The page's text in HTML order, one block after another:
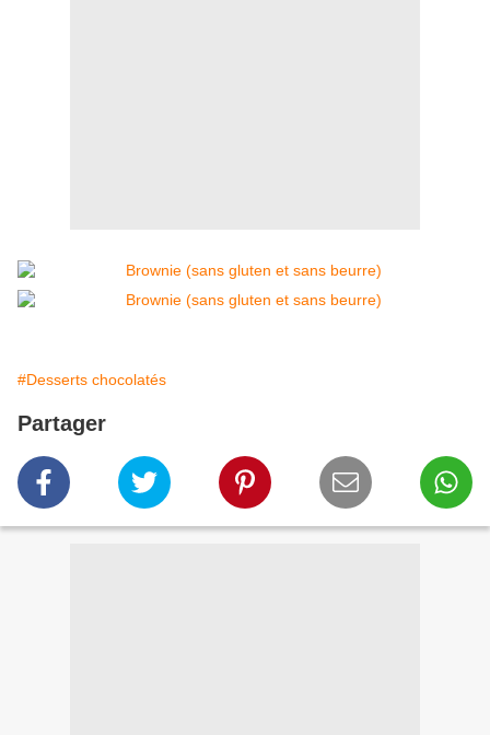
#Desserts chocolatés
Partager